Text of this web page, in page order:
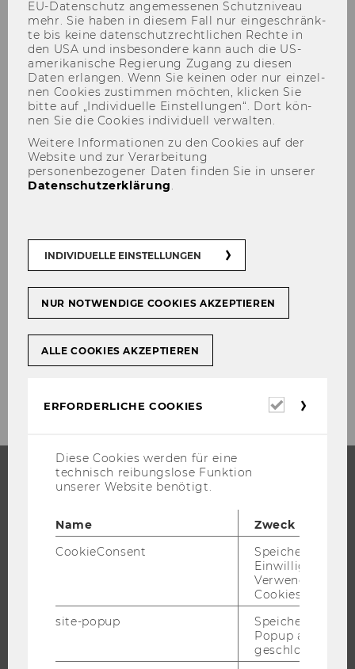
Die an­ge­for­der­ten In­hal­te sind zu­griffs­ge­
schützt. Bitte mel­den Sie sich an, um auf die
In­hal­te zu­grei­fen zu kön­nen.
Falls Sie be­reits an­ge­mel­det sind (siehe unten)
haben Sie kei­nen Zu­griff auf die ge­nann­ten In­
hal­te.
Mitarbeiter/innen
Anmelden
INTERNE ANMELDUNG
WARUM WU?
BACHELOR
EXECUTIVE EDUCATION
EU-​Datenschutz an­ge­mes­se­nen Schutz­ni­veau
mehr. Sie haben in die­sem Fall nur ein­ge­schränk­
te bis keine da­ten­schutz­recht­li­chen Rech­te in
den USA und ins­be­son­de­re kann auch die US-​
amerikanische Re­gie­rung Zu­gang zu die­sen
Daten er­lan­gen. Wenn Sie kei­nen oder nur ein­zel­
nen Coo­kies zu­stim­men möch­ten, kli­cken Sie
bitte auf „In­di­vi­du­el­le Ein­stel­lun­gen“. Dort kön­
nen Sie die Coo­kies in­di­vi­du­ell ver­wal­ten.
Weitere Informationen zu den Cookies auf der
Website und zur Verarbeitung
personenbezogener Daten finden Sie in unserer
Datenschutzerklärung.
INDIVIDUELLE EINSTELLUNGEN
NUR NOTWENDIGE COOKIES AKZEPTIEREN
ALLE COOKIES AKZEPTIEREN
ERFORDERLICHE COOKIES
Diese Cookies werden für eine
technisch reibungslose Funktion
unserer Website benötigt.
Name
Zweck
CookieConsent
Speichert Ihre
Einwilligung zur
Verwendung von
Cookies.
site-popup
Speichert ob ein
Popup
geschlossen